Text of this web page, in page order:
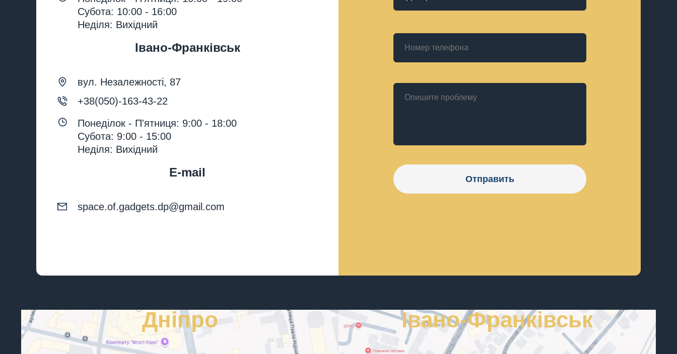
Субота: 10:00 - 16:00
Неділя: Вихідний
Івано-Франківськ
вул. Незалежності, 87
+38(050)-163-43-22
Понеділок - П'ятниця: 9:00 - 18:00
Субота: 9:00 - 15:00
Неділя: Вихідний
E-mail
space.of.gadgets.dp@gmail.com
Отправить
ДНІПРО
Дніпро
ІВАНО-ФРАНКІВСЬК
Івано-Франківськ